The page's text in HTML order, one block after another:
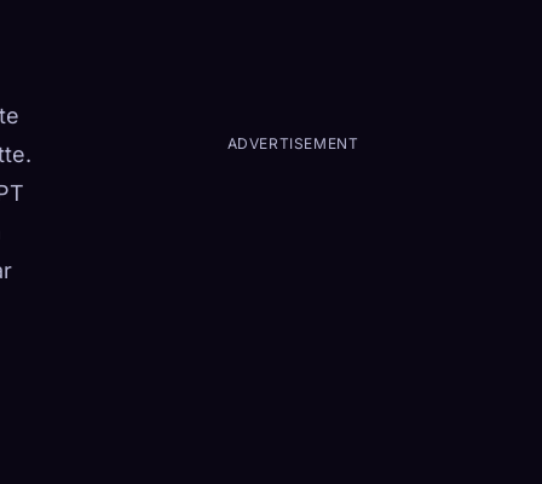
ADVERTISEMENT